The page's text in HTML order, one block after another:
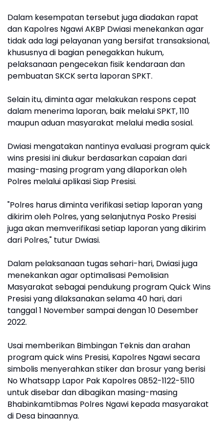
Dalam kesempatan tersebut juga diadakan rapat
dan Kapolres Ngawi AKBP Dwiasi menekankan agar
tidak ada lagi pelayanan yang bersifat transaksional,
khususnya di bagian penegakkan hukum,
pelaksanaan pengecekan fisik kendaraan dan
pembuatan SKCK serta laporan SPKT.
Selain itu, diminta agar melakukan respons cepat
dalam menerima laporan, baik melalui SPKT, 110
maupun aduan masyarakat melalui media sosial.
Dwiasi mengatakan nantinya evaluasi program quick
wins presisi ini diukur berdasarkan capaian dari
masing-masing program yang dilaporkan oleh
Polres melalui aplikasi Siap Presisi.
"Polres harus diminta verifikasi setiap laporan yang
dikirim oleh Polres, yang selanjutnya Posko Presisi
juga akan memverifikasi setiap laporan yang dikirim
dari Polres," tutur Dwiasi.
Dalam pelaksanaan tugas sehari-hari, Dwiasi juga
menekankan agar optimalisasi Pemolisian
Masyarakat sebagai pendukung program Quick Wins
Presisi yang dilaksanakan selama 40 hari, dari
tanggal 1 November sampai dengan 10 Desember
2022.
Usai memberikan Bimbingan Teknis dan arahan
program quick wins Presisi, Kapolres Ngawi secara
simbolis menyerahkan stiker dan brosur yang berisi
No Whatsapp Lapor Pak Kapolres 0852-1122-5110
untuk disebar dan dibagikan masing-masing
Bhabinkamtibmas Polres Ngawi kepada masyarakat
di Desa binaannya.